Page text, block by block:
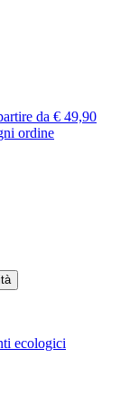
da € 49,90
ordine
ecologici